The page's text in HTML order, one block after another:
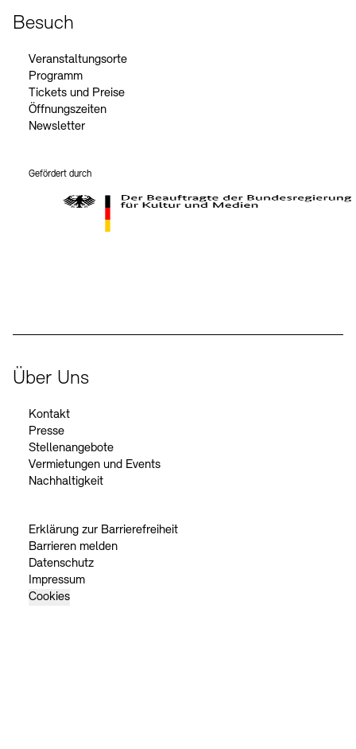
Besuch
Veranstaltungsorte
Programm
Tickets und Preise
Öffnungszeiten
Newsletter
Gefördert durch
Über Uns
Kontakt
Presse
Stellenangebote
Vermietungen und Events
Nachhaltigkeit
Erklärung zur Barrierefreiheit
Barrieren melden
Datenschutz
Impressum
Cookies